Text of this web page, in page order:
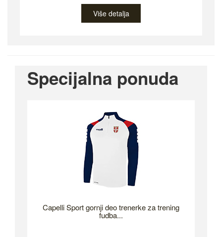
Više detalja
Specijalna ponuda
Capelli Sport gornji deo trenerke za trening
fudba...